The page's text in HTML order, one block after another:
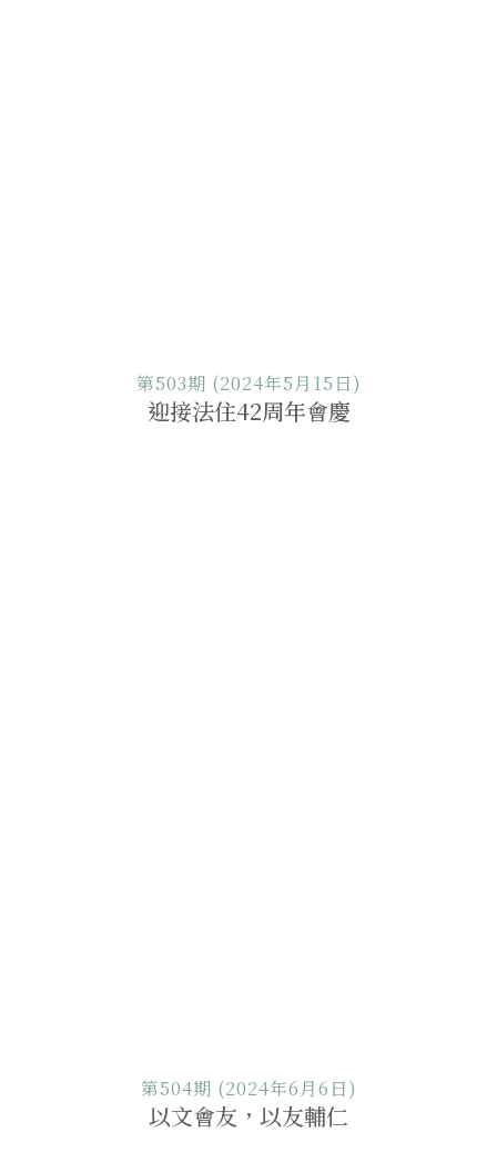
第503期 (2024年5月15日)
迎接法住42周年會慶
第504期 (2024年6月6日)
以文會友，以友輔仁